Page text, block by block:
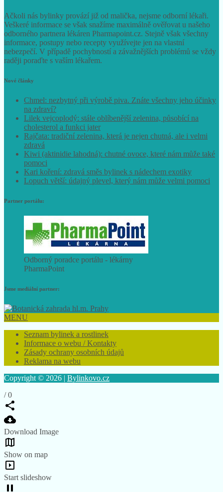
Ačkoli nás bylinky provází již od malička, nejsme odborní lékaři.
Veškeré informace se však snažíme maximálně ověřovat u našeho
odborného partnera lékáren Pharmapoint.cz. Stejně však všechny
informace, postupy nebo recepty využívejte jen na vlastní
nebezpečí. V případě pochybností a závažnějších problémů se vždy
raději poraďte s vaším lékařem.
Nové články
Chmel: nezbytný při výrobě piva. Znáte všechny jeho účinky
na zdraví?
Lilek vejcoplodý: stále oblíbenější zelenina, působící na
cholesterol a funkci jater
Rajčata: tradiční zelenina, která je nejen chutná, ale i velmi
zdravá
Kiwi (aktinidie lahodná): chutné ovoce, které nám může také
pomoci
Kari koření: zdravá směs bylinek s nádechem exotiky
Lopuch větší: údajný plevel, který nám může velmi pomoci
Partner portálu:
Odborný poradce portálu - lékárny
PharmaPoint
Jsme mediální partner:
MENU
Seznam bylinek a rostlinek
Informace o webu / Kontakty
Zásady ochrany osobních údajů
Reklama na webu
Copyright © 2026 | Bylinkovo.cz
/0
Download Image
Show on map
Start slideshow